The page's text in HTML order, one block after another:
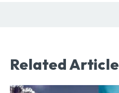
Related